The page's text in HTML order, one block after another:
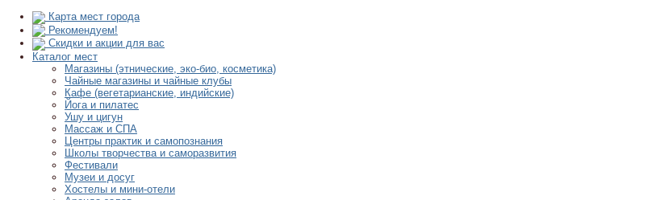
Карта мест города
Рекомендуем!
Скидки и акции для вас
Каталог мест
Магазины (этнические, эко-био, косметика)
Чайные магазины и чайные клубы
Кафе (вегетарианские, индийские)
Йога и пилатес
Ушу и цигун
Массаж и СПА
Центры практик и самопознания
Школы творчества и саморазвития
Фестивали
Музеи и досуг
Хостелы и мини-отели